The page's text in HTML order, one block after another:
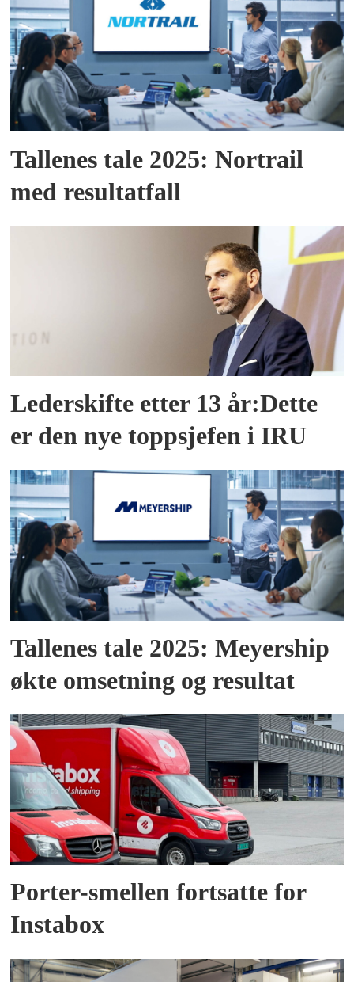
Tallenes tale 2025: Nortrail
med resultatfall
Lederskifte etter 13 år:Dette
er den nye toppsjefen i IRU
Tallenes tale 2025: Meyership
økte omsetning og resultat
Porter-smellen fortsatte for
Instabox